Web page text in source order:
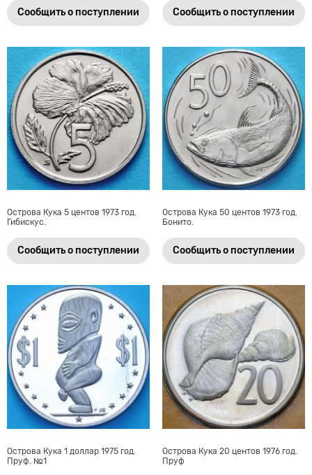
Сообщить о поступлении Сообщить о поступлении
Острова Кука 5 центов 1973 год.
Гибискус.
Сообщить о поступлении
Острова Кука 50 центов 1973 год.
Бонито.
Сообщить о поступлении
Острова Кука 1 доллар 1975 год.
Пруф. №1
Острова Кука 20 центов 1976 год.
Пруф